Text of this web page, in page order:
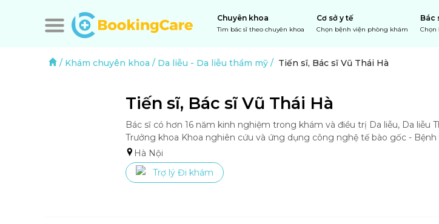
Chuyên khoa
Tìm bác sĩ theo chuyên khoa
Cơ sở y tế
Chọn bệnh viện phòng khám
Bác
Chọn
/ Khám chuyên khoa / Da liễu - Da liễu thẩm mỹ / Tiến sĩ, Bác sĩ Vũ Thái Hà
Tiến sĩ, Bác sĩ Vũ Thái Hà
Bác sĩ có hơn 16 năm kinh nghiệm trong khám và điều trị Da liễu, Da liễu
Trưởng khoa Khoa nghiên cứu và ứng dụng công nghệ tế bào gốc - Bệnh
Hà Nội
Trợ lý Đi khám